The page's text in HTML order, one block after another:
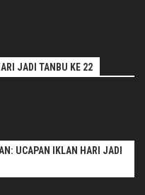
JADI TANBU KE 22
UCAPAN IKLAN HARI JADI